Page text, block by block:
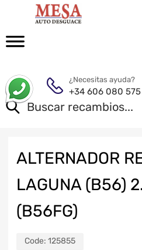
¿Necesitas ayuda?
+34 606 080 575
ALTERNADOR
LAGUNA (B56)
(B56FG)
Code: 125855